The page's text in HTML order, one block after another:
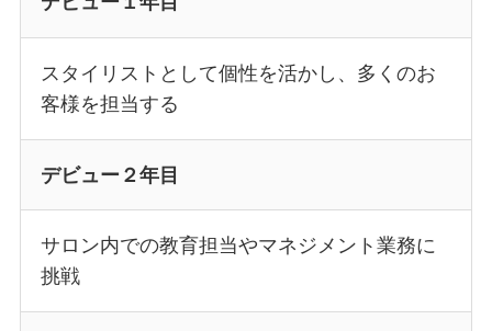
スタイリストとして個性を活かし、多くのお
客様を担当する
デビュー２年目
サロン内での教育担当やマネジメント業務に
挑戦